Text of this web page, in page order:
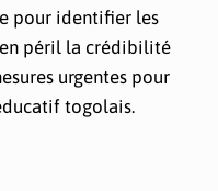
pour identifier les
péril la crédibilité
urgentes pour
togolais.